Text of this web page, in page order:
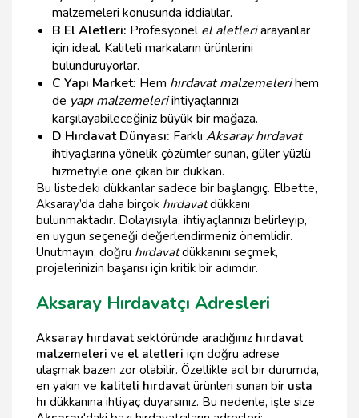
malzemeleri konusunda iddialılar.
B El Aletleri: Profesyonelel aletleriarayanlar
için ideal. Kaliteli markaların ürünlerini
bulunduruyorlar.
C Yapı Market: Hem hırdavat malzemelerihem
de yapı malzemeleriihtiyaçlarınızı
karşılayabileceğiniz büyük bir mağaza.
D Hırdavat Dünyası: Farklı Aksaray hırdavat
ihtiyaçlarına yönelik çözümler sunan, güler yüzlü
hizmetiyle öne çıkan bir dükkan.
Bu listedeki dükkanlar sadece bir başlangıç. Elbette,
Aksaray’da daha birçok hırdavatdükkanı
bulunmaktadır. Dolayısıyla, ihtiyaçlarınızı belirleyip,
en uygun seçeneği değerlendirmeniz önemlidir.
Unutmayın, doğru hırdavatdükkanını seçmek,
projelerinizin başarısı için kritik bir adımdır.
Aksaray Hırdavatçı Adresleri
Aksaray hırdavat sektöründe aradığınız hırdavat
malzemeleri ve el aletleri için doğru adrese
ulaşmak bazen zor olabilir. Özellikle acil bir durumda,
en yakın ve kaliteli hırdavat ürünleri sunan bir usta
hı dükkanına ihtiyaç duyarsınız. Bu nedenle, işte size